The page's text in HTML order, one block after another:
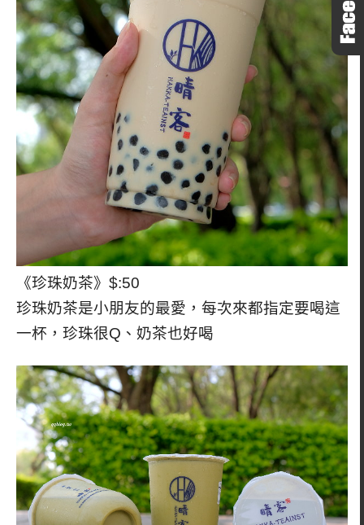
《珍珠奶茶》$:50
珍珠奶茶是小朋友的最愛，每次來都指定要喝這
一杯，珍珠很Q、奶茶也好喝